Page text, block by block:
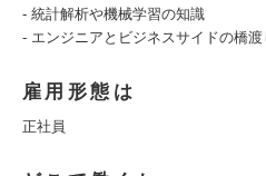
- 統計解析や機械学習の知識
- エンジニアとビジネスサイドの橋渡
雇用形態は
正社員